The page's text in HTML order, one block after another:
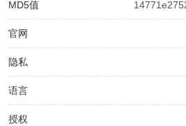
MD5值
官网
隐私
语言
授权